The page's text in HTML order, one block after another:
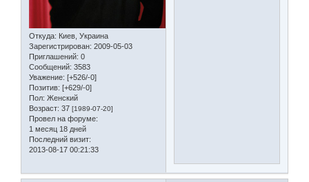
Откуда: Киев, Украина
Зарегистрирован: 2009-05-03
Приглашений: 0
Сообщений: 3583
Уважение: [+526/-0]
Позитив: [+629/-0]
Пол: Женский
Возраст: 37 [1989-07-20]
Провел на форуме:
1 месяц 18 дней
Последний визит:
2013-08-17 00:21:33